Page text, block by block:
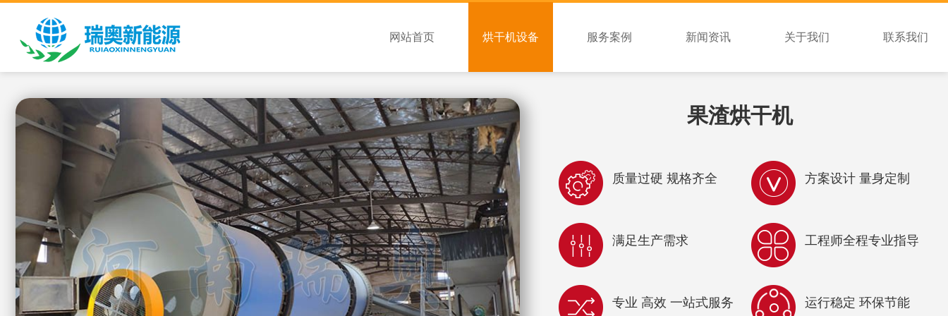
网站首页 烘干机设备 服务案例 新闻资讯 关于我们 联系我们
果渣烘干机
质量过硬 规格齐全 方案设计 量身定制
满足生产需求 工程师全程专业指导
专业 高效 一站式服务 运行稳定 环保节能